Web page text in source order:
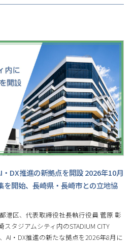
DX推進の新拠点を開設 2026年10月
を開始、長崎県・長崎市との立地協
港区、代表取締役社長執行役員 菅原 彰
タジアムシティ内のSTADIUM CITY
AI・DX推進の新たな拠点を2026年8月に